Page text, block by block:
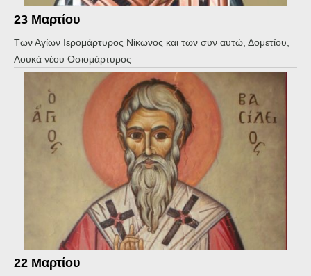
23 Μαρτίου
Των Αγίων Ιερομάρτυρος Νίκωνος και των συν αυτώ, Δομετίου,
Λουκά νέου Οσιομάρτυρος
22 Μαρτίου